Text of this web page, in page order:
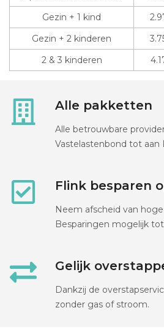
Gezin + 1 kind
Gezin + 2 kinderen
2 & 3 kinderen
Alle pakketten
Alle betrouwbare
Vastelastenbond tot aan
Flink besparen
Neem afscheid van
Besparingen mogelijk
Gelijk
Dankzij de
zonder gas of stroom.